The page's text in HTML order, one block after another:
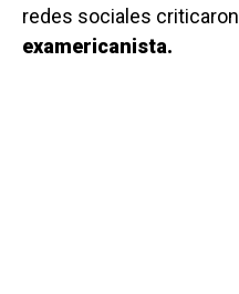
redes sociales criticaron
examericanista.